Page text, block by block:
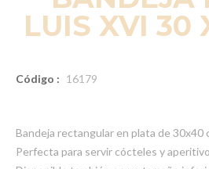
LUIS XVI 30
Código : 16179
Bandeja rectangular en plata de 30x40
Perfecta para servir cócteles y